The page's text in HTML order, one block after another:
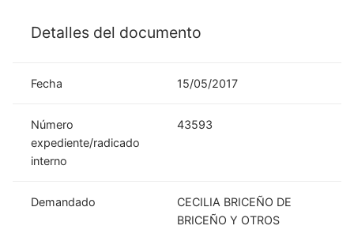
Detalles del documento
Fecha 15/05/2017
Número
expediente/radicado
interno
43593
Demandado
CECILIA BRICEÑO DE
BRICEÑO Y OTROS